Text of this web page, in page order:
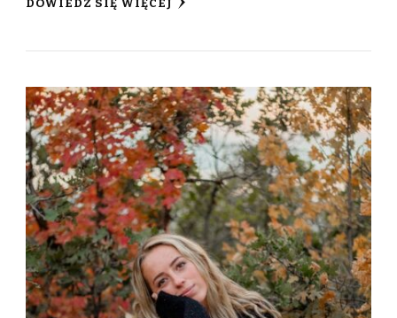
DOWIEDZ SIĘ WIĘCEJ